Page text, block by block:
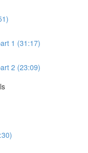
1 (31:17)
2 (23:09)